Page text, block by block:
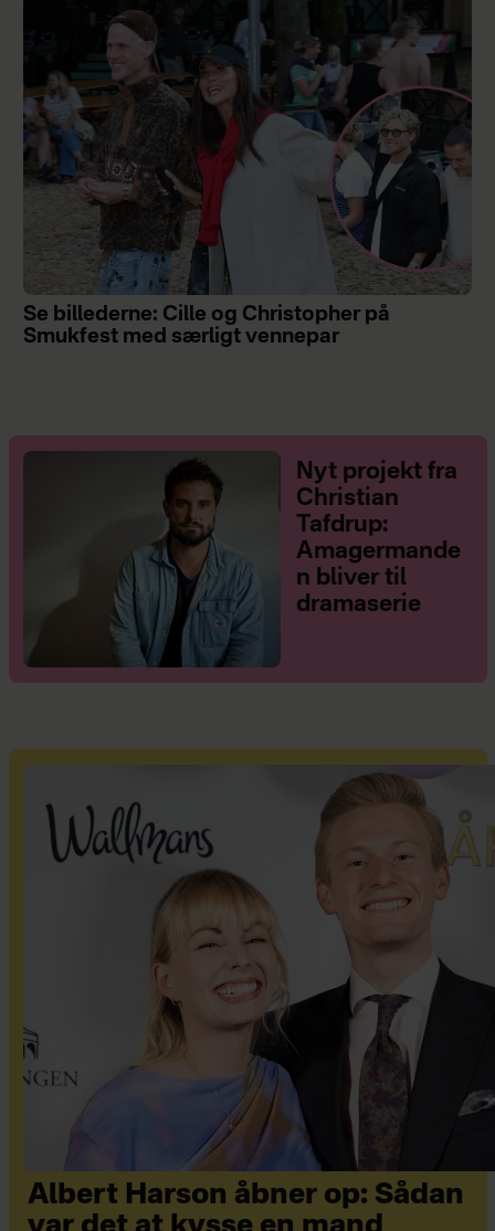
Se billederne: Cille og Christopher på
Smukfest med særligt vennepar
Nyt projekt fra
Christian
Tafdrup:
Amagermande
n bliver til
dramaserie
Albert Harson åbner op: Sådan